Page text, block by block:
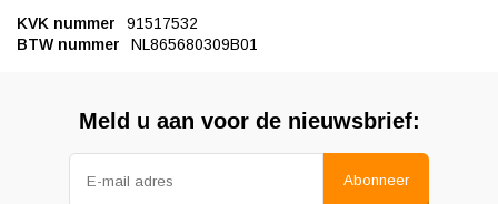
KVK nummer
91517532
BTW nummer
NL865680309B01
Meld u aan voor de nieuwsbrief:
Abonneer